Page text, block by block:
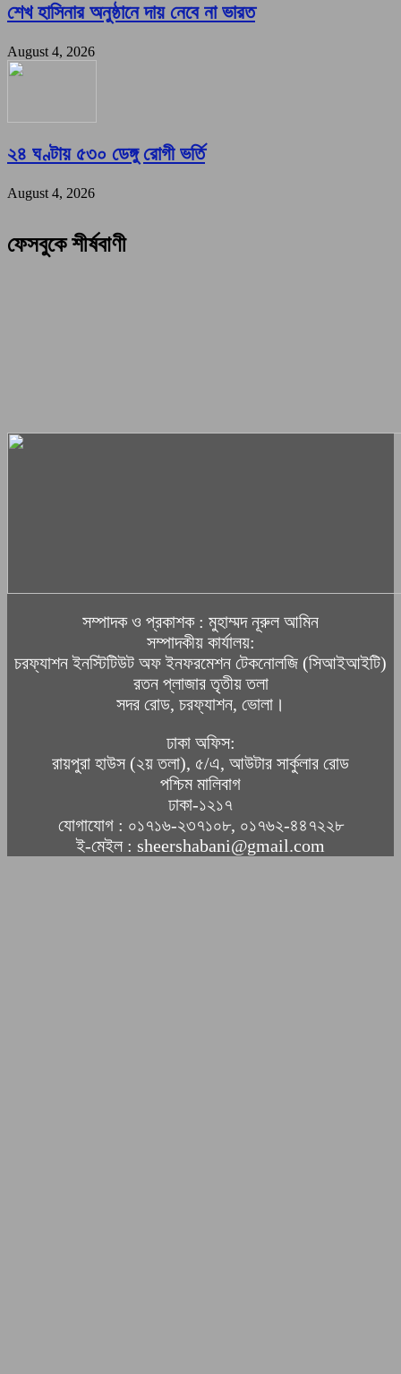
শেখ হাসিনার অনুষ্ঠানে দায় নেবে না ভারত
August 4, 2026
২৪ ঘণ্টায় ৫৩০ ডেঙ্গু রোগী ভর্তি
August 4, 2026
ফেসবুকে শীর্ষবাণী
সম্পাদক ও প্রকাশক : মুহাম্মদ নূরুল আমিন
সম্পাদকীয় কার্যালয়:
চরফ্যাশন ইনস্টিটিউট অফ ইনফরমেশন টেকনোলজি (সিআইআইটি)
রতন প্লাজার তৃতীয় তলা
সদর রোড, চরফ্যাশন, ভোলা।
ঢাকা অফিস:
রায়পুরা হাউস (২য় তলা), ৫/এ, আউটার সার্কুলার রোড
পশ্চিম মালিবাগ
ঢাকা-১২১৭
যোগাযোগ : ০১৭১৬-২৩৭১০৮, ০১৭৬২-৪৪৭২২৮
ই-মেইল : sheershabani@gmail.com